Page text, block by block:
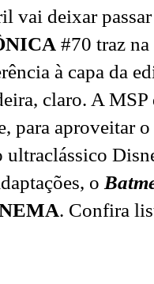
vai deixar
#70 traz na
à capa da
claro. A
para aproveitar
ultraclássico
o
. Confira